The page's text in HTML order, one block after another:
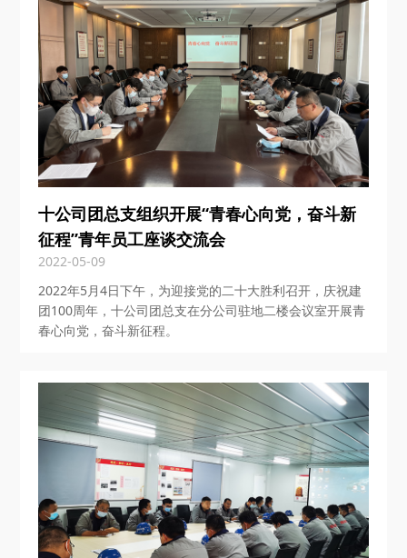
十公司团总支组织开展“青春心向党，奋斗新
征程”青年员工座谈交流会
2022-05-09
2022年5月4日下午，为迎接党的二十大胜利召开，庆祝建
团100周年，十公司团总支在分公司驻地二楼会议室开展青
春心向党，奋斗新征程。